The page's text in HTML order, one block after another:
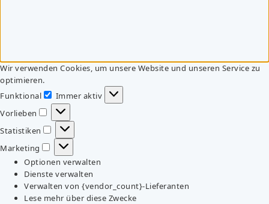
Wir verwenden Cookies, um unsere Website und unseren Service zu
optimieren.
Funktional
Funktional
Immer aktiv
Vorlieben
Vorlieben
Statistiken
Statistiken
Marketing
Marketing
Optionen verwalten
Dienste verwalten
Verwalten von {vendor_count}-Lieferanten
Lese mehr über diese Zwecke